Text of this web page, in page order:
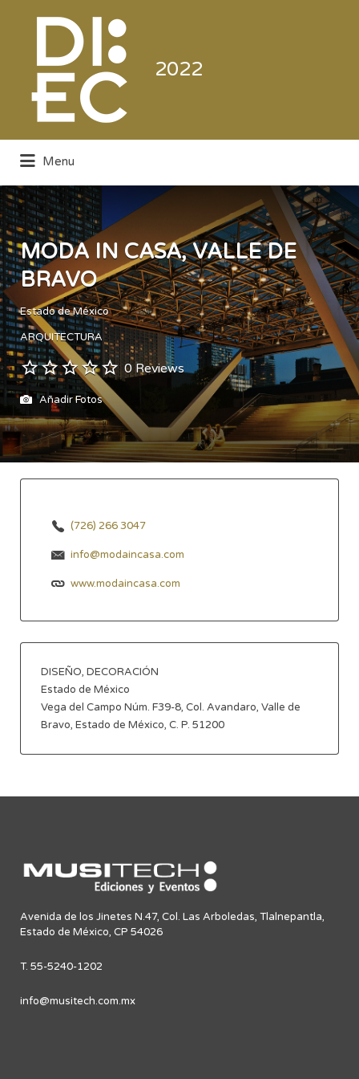
2022
Electrónica de Consumo y Comercial
Buscar
Menu
MODA IN CASA, VALLE DE
BRAVO
Estado de México
ARQUITECTURA
0 Reviews
Añadir Fotos
(726) 266 3047
info@modaincasa.com
www.modaincasa.com
DISEÑO, DECORACIÓN
Estado de México
Vega del Campo Núm. F39-8, Col. Avandaro, Valle de
Bravo, Estado de México, C. P. 51200
Avenida de los Jinetes N.47, Col. Las Arboledas, Tlalnepantla,
Estado de México, CP 54026
T. 55-5240-1202
info@musitech.com.mx